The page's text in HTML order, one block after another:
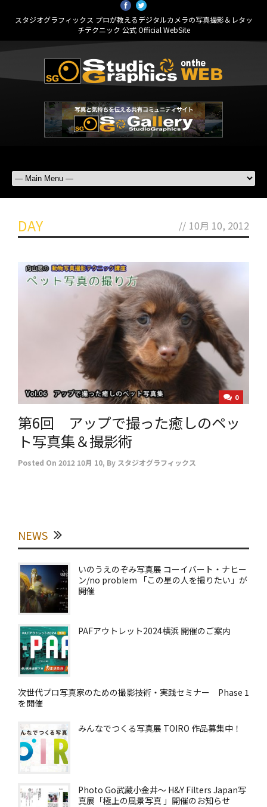
スタジオグラフィックス プロが教えるデジタルカメラの写真撮影＆レタッ
チテクニック 公式 Official WebSite
DAY // 10月 10, 2012
0
第6回 アップで撮った癒しのペッ
ト写真集＆撮影術
Posted On 2012 10月 10, By スタジオグラフィックス
NEWS
いのうえのぞみ写真展 コーイバート・ナヒー
ン/no problem 「この星の人を撮りたい」が
開催
PAFアウトレット2024横浜 開催のご案内
次世代プロ写真家のための撮影技術・実践セミナー Phase 1
を開催
みんなでつくる写真展 TOIRO 作品募集中！
Photo Go武蔵小金井～ H&Y Filters Japan写
真展「極上の風景写真 」開催のお知らせ